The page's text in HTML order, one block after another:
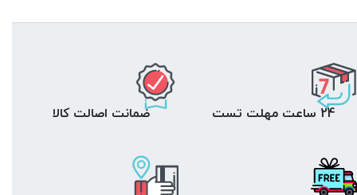
ضمانت اصالت کالا 24 ساعت مهلت تست